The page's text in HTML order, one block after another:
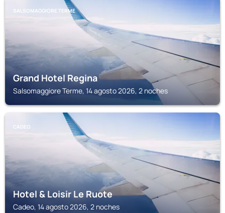
SALSOMAGGIORE TERME
Grand Hotel Regina
Salsomaggiore Terme, 14 agosto 2026, 2 noches
CADEO
Hotel & Loisir Le Ruote
Cadeo, 14 agosto 2026, 2 noches